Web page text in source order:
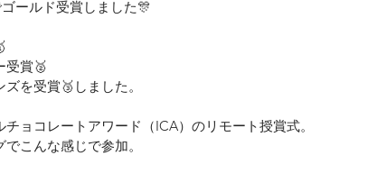
ールド受賞しました🎊
受賞🥈
を受賞🥉しました。
ョコレートアワード（ICA）のリモート授賞式。
こんな感じで参加。